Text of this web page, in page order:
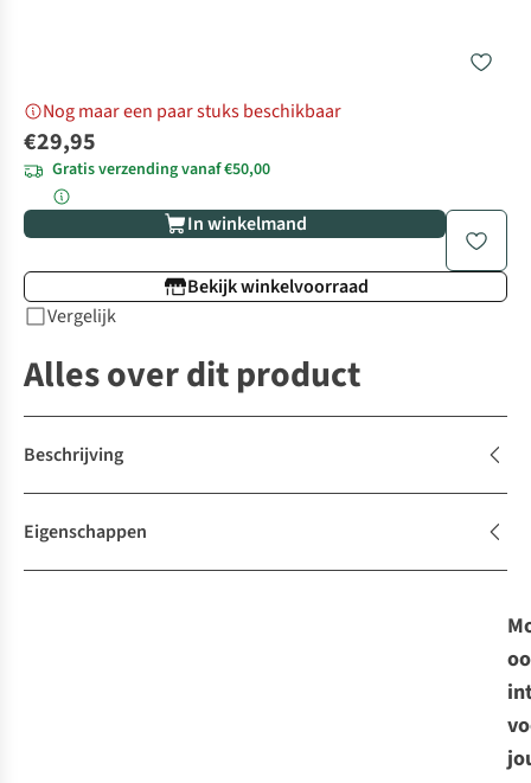
Nog maar een paar stuks beschikbaar
€29,95
Gratis verzending vanaf €50,00
In winkelmand
Bekijk winkelvoorraad
Vergelijk
Alles over dit product
Beschrijving
Eigenschappen